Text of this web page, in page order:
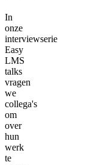
In
onze
interviewserie
Easy
LMS
talks
vragen
we
collega's
om
over
hun
werk
te